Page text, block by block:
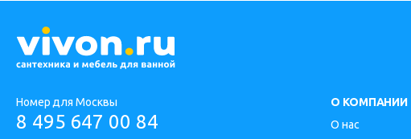
Номер для Москвы
8 495 647 00 84
О КОМПАНИИ
О нас